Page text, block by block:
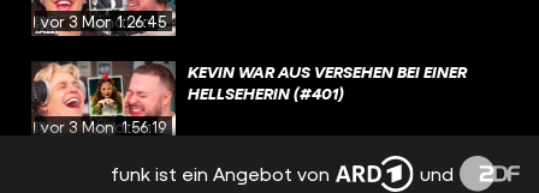
vor 3 Monaten
1:26:45
vor 3 Monaten
1:56:19
KEVIN WAR AUS VERSEHEN BEI EINER
HELLSEHERIN (#401)
CARTUCHO DE GAS (#400)
funk ist ein Angebot von und